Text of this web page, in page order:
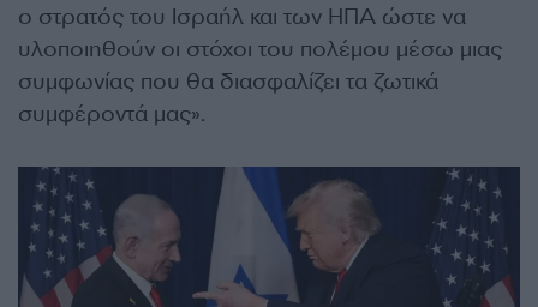
ο στρατός του Ισραήλ και των ΗΠΑ ώστε να
υλοποιηθούν οι στόχοι του πολέμου μέσω μιας
συμφωνίας που θα διασφαλίζει τα ζωτικά
συμφέροντά μας».